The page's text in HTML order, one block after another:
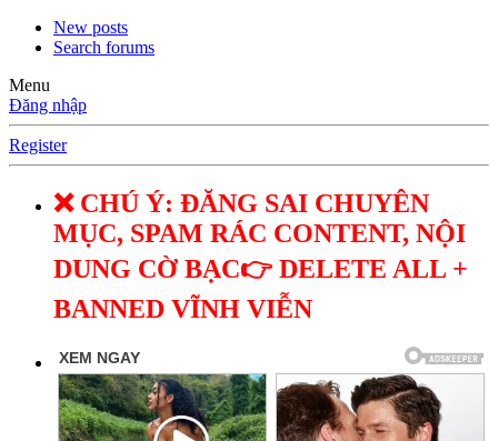
New posts
Search forums
Menu
Đăng nhập
Register
❌ CHÚ Ý: ĐĂNG SAI CHUYÊN
MỤC, SPAM RÁC CONTENT, NỘI
DUNG CỜ BẠC👉 DELETE ALL +
BANNED VĨNH VIỄN